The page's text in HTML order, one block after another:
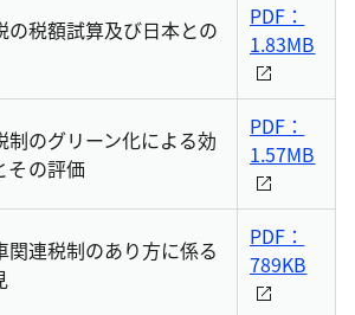
の税額試算及び日本との
PDF：
1.83MB
制のグリーン化による効
その評価
PDF：
1.57MB
関連税制のあり方に係る
PDF：
789KB